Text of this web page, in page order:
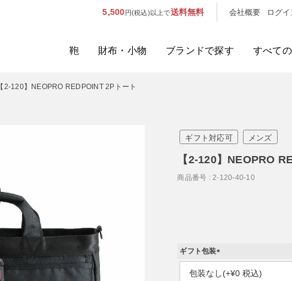
5,500円(税込)以上で送料無料 会社概要 ログ
鞄 財布・小物 ブランドで探す すべて
ブランドから探す
【2-120】NEOPRO REDPOINT 2Pトート
ギフト対応可 メンズ
【2-120】NEOPRO
商品番号 2-120-40-10
ギフト包装
(
必